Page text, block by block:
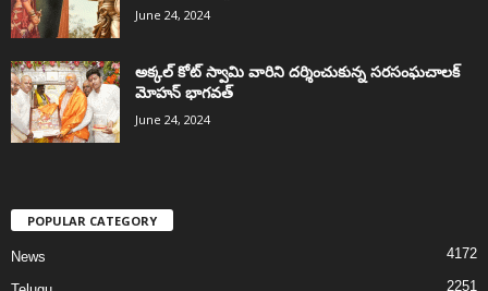
June 24, 2024
అక్కల్‌ కోట్‌ స్వామి వారిని దర్శించుకున్న సరసంఘచాలక్
మోహన్ భాగవత్
June 24, 2024
POPULAR CATEGORY
News 4172
2251